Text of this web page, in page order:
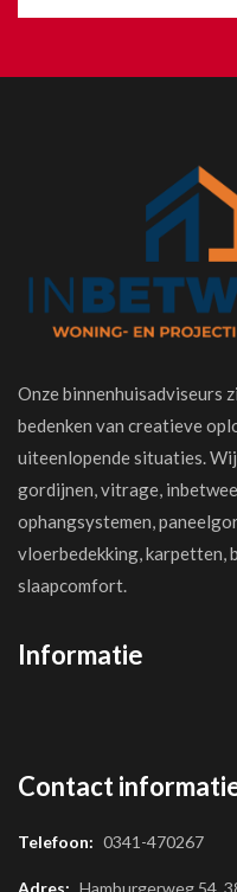
Onze binnenhuisadviseurs
bedenken van creatieve
uiteenlopende situaties. Wij
gordijnen, vitrage,
ophangsystemen,
vloerbedekking, karpetten,
slaapcomfort.
Informatie
Contact
Telefoon: 0341-470267
Adres: Hamburgerweg 54,